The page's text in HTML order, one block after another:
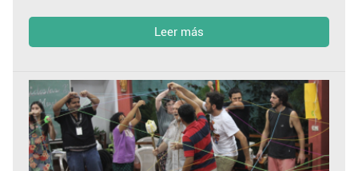
Leer más